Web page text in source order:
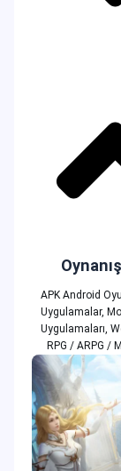
APK Android
Uygulamalar,
Uygulamaları
RPG / ARPG /